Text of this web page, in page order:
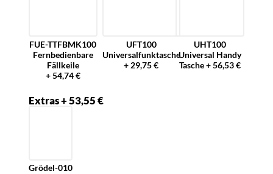
FUE-TTFBMK100
Fernbedienbare
Fällkeile
+ 54,74 €
UFT100
Universalfunktasche
+ 29,75 €
UHT100
Universal Handy
Tasche + 56,53 €
Extras + 53,55 €
Grödel-010